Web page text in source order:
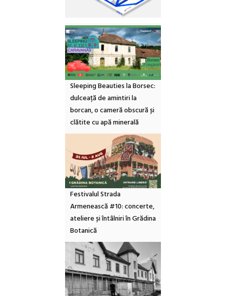
Sleeping Beauties la Borsec:
dulceață de amintiri la
borcan, o cameră obscură și
clătite cu apă minerală
Festivalul Strada
Armenească #10: concerte,
ateliere și întâlniri în Grădina
Botanică